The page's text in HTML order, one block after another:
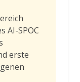
AI-SPOC
erste